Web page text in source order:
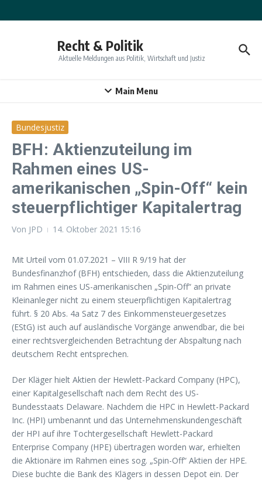
Recht & Politik
Aktuelle Meldungen aus Politik, Wirtschaft und Justiz
Main Menu
Bundesjustiz
BFH: Aktienzuteilung im
Rahmen eines US-
amerikanischen „Spin-Off“ kein
steuerpflichtiger Kapitalertrag
Von JPD 14. Oktober 2021 15:16
Mit Urteil vom 01.07.2021 – VIII R 9/19 hat der
Bundesfinanzhof (BFH) entschieden, dass die Aktienzuteilung
im Rahmen eines US-amerikanischen „Spin-Off“ an private
Kleinanleger nicht zu einem steuerpflichtigen Kapitalertrag
führt. § 20 Abs. 4a Satz 7 des Einkommensteuergesetzes
(EStG) ist auch auf ausländische Vorgänge anwendbar, die bei
einer rechtsvergleichenden Betrachtung der Abspaltung nach
deutschem Recht entsprechen.
Der Kläger hielt Aktien der Hewlett-Packard Company (HPC),
einer Kapitalgesellschaft nach dem Recht des US-
Bundesstaats Delaware. Nachdem die HPC in Hewlett-Packard
Inc. (HPI) umbenannt und das Unternehmenskundengeschäft
der HPI auf ihre Tochtergesellschaft Hewlett-Packard
Enterprise Company (HPE) übertragen worden war, erhielten
die Aktionäre im Rahmen eines sog. „Spin-Off“ Aktien der HPE.
Diese buchte die Bank des Klägers in dessen Depot ein. Der